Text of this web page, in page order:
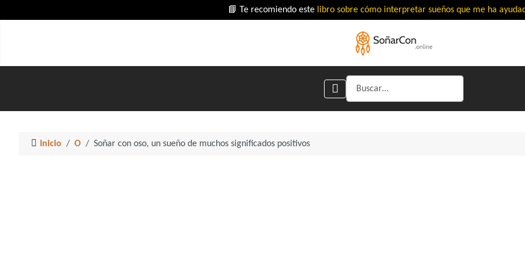
📘 Te recomiendo este libro sobre cómo interpretar sueños que me ha
Buscar
Inicio O Soñar con oso, un sueño de muchos significados positivos